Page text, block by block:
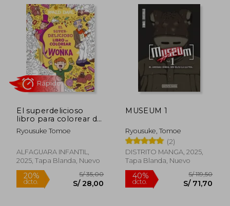
El superdelicioso
libro para colorear de
Wonka
Ryousuke Tomoe
ALFAGUARA INFANTIL,
2025, Tapa Blanda, Nuevo
Rápido
MUSEUM 1
Ryousuke, Tomoe
(2)
DISTRITO MANGA, 2025,
Tapa Blanda, Nuevo